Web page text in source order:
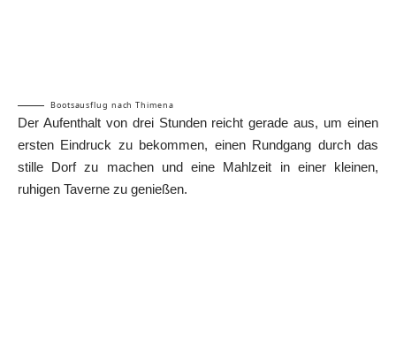
Bootsausflug nach Thimena
Der Aufenthalt von drei Stunden reicht gerade aus, um einen
ersten Eindruck zu bekommen, einen Rundgang durch das
stille Dorf zu machen und eine Mahlzeit in einer kleinen,
ruhigen Taverne zu genießen.